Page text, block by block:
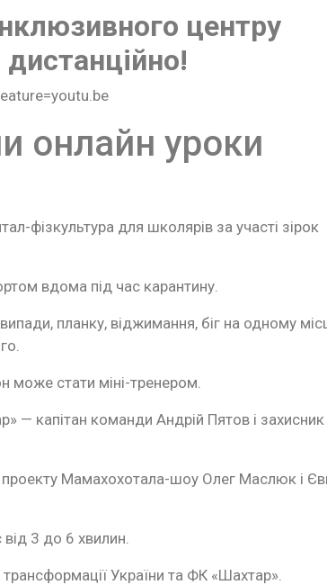
центру
онлайн уроки
фізкультура для школярів за участі зірок
вдома під час карантину.
планку, віджимання, біг на одному
може стати міні-тренером.
— капітан команди Андрій Пятов і захисник
проекту Мамахохотала-шоу Олег Маслюк і
3 до 6 хвилин.
України та ФК «Шахтар».